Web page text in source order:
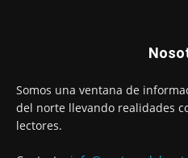
Somos una ventana de
del norte llevando realidades
lectores.